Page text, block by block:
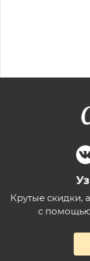
Крутые скидки,
с